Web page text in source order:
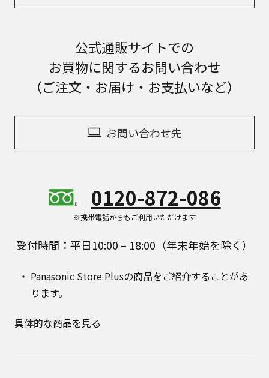
公式通販サイトでの
お買物に関するお問い合わせ
（ご注文・お届け・お支払いなど）
お問い合わせ先
0120-872-086
※携帯電話からもご利用いただけます
受付時間：平日10:00 – 18:00（年末年始を除く）
Panasonic Store Plusの商品をご紹介することがあ
ります。
具体的な商品を見る